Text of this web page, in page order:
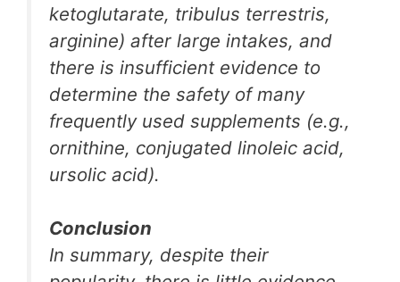
ketoglutarate, tribulus terrestris,
arginine) after large intakes, and
there is insufficient evidence to
determine the safety of many
frequently used supplements (e.g.,
ornithine, conjugated linoleic acid,
ursolic acid).
Conclusion
In summary, despite their